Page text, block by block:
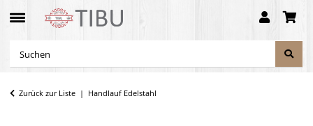
Zurück zur Liste Handlauf Edelstahl